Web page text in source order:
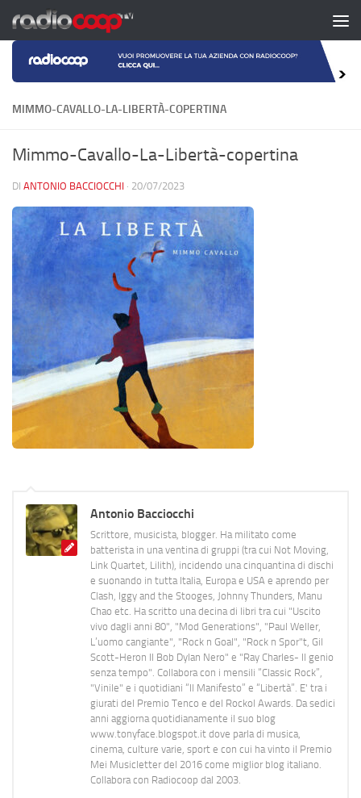
Salta al contenuto
MIMMO-CAVALLO-LA-LIBERTÀ-COPERTINA
Mimmo-Cavallo-La-Libertà-copertina
DI ANTONIO BACCIOCCHI · 20/07/2023
Antonio Bacciocchi
Scrittore, musicista, blogger. Ha militato come
batterista in una ventina di gruppi (tra cui Not Moving,
Link Quartet, Lilith), incidendo una cinquantina di dischi
e suonando in tutta Italia, Europa e USA e aprendo per
Clash, Iggy and the Stooges, Johnny Thunders, Manu
Chao etc. Ha scritto una decina di libri tra cui "Uscito
vivo dagli anni 80", "Mod Generations", "Paul Weller,
L’uomo cangiante", "Rock n Goal", "Rock n Spor"t, Gil
Scott-Heron Il Bob Dylan Nero" e "Ray Charles- Il genio
senza tempo". Collabora con i mensili “Classic Rock”,
"Vinile" e i quotidiani “Il Manifesto” e “Libertà”. E' tra i
giurati del Premio Tenco e del Rockol Awards. Da sedici
anni aggiorna quotidianamente il suo blog
www.tonyface.blogspot.it dove parla di musica,
cinema, culture varie, sport e con cui ha vinto il Premio
Mei Musicletter del 2016 come miglior blog italiano.
Collabora con Radiocoop dal 2003.